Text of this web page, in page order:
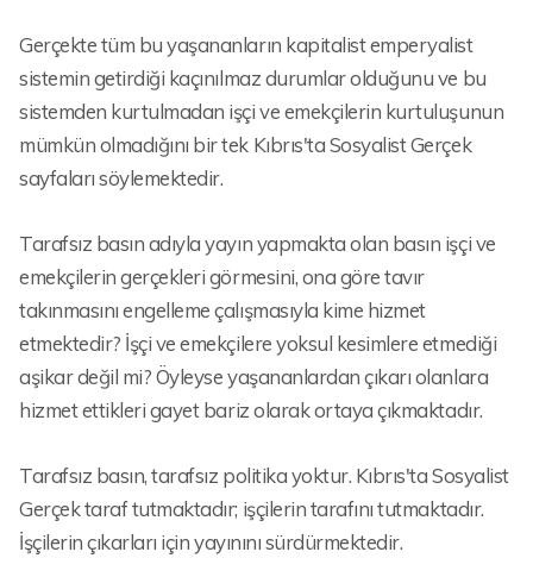
Gerçekte tüm bu yaşananların kapitalist emperyalist
sistemin getirdiği kaçınılmaz durumlar olduğunu ve bu
sistemden kurtulmadan işçi ve emekçilerin kurtuluşunun
mümkün olmadığını bir tek Kıbrıs'ta Sosyalist Gerçek
sayfaları söylemektedir.
Tarafsız basın adıyla yayın yapmakta olan basın işçi ve
emekçilerin gerçekleri görmesini, ona göre tavır
takınmasını engelleme çalışmasıyla kime hizmet
etmektedir? İşçi ve emekçilere yoksul kesimlere etmediği
aşikar değil mi? Öyleyse yaşananlardan çıkarı olanlara
hizmet ettikleri gayet bariz olarak ortaya çıkmaktadır.
Tarafsız basın, tarafsız politika yoktur. Kıbrıs'ta Sosyalist
Gerçek taraf tutmaktadır; işçilerin tarafını tutmaktadır.
İşçilerin çıkarları için yayınını sürdürmektedir.